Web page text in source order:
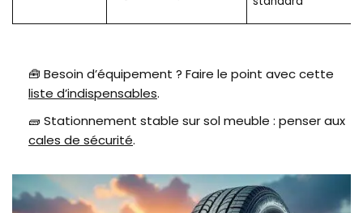
🧰 Besoin d’équipement ? Faire le point avec cette
liste d’indispensables.
🧱 Stationnement stable sur sol meuble : penser aux
cales de sécurité.